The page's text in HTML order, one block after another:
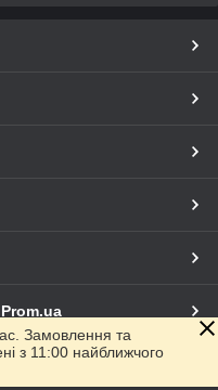
Prom.ua
Замовлення та
з 11:00 найближчого